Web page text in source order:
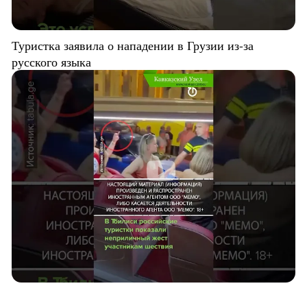
Туристка заявила о нападении в Грузии из-за
русского языка